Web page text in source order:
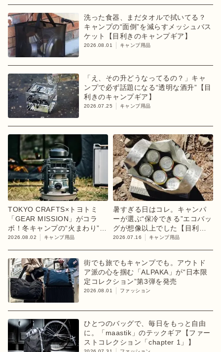
洗った食器、まだタオルで拭いてる？
キャンプの“面倒”を減らすメッシュバス
ケット【目利きのキャンプギア】
2026.08.01 キャンプ用品
「え、その升どうなってるの？」キャ
ンプで必ず話題になる“透明な酒升”【目
利きのキャンプギア】
2026.07.25 キャンプ用品
TOKYO CRAFTS×トヨトミ
「GEAR MISSION」がコラ
ボ！冬キャンプの“火まわり”を
担う限定K3クッキングストー
2026.08.02 キャンプ用品
暑すぎる日はコレ。キャンパ
ーが選ぶ“保冷できる”エコバッ
グが想像以上でした【目利き
のキャンプギア】
2026.07.16 キャンプ用品
街でも旅でもキャンプでも。アウトド
ア派の心を掴む「ALPAKA」が“日本限
定コレクション”第3弾を発売
2026.08.01 ファッション
ひとつのバッグで、毎日をもっと自由
に。「maastik」のテックギア【ファー
ストコレクション「chapter 1」】